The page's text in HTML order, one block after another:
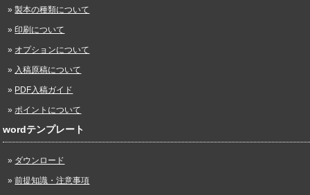
製本の種類について
印刷について
オプションについて
入稿原稿について
PDF入稿ガイド
ポイントについて
wordテンプレート
ダウンロード
前提知識・注意事項